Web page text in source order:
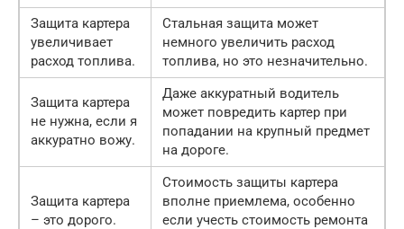
Защита картера
увеличивает
расход топлива.
Стальная защита может
немного увеличить расход
топлива, но это незначительно.
Защита картера
не нужна, если я
аккуратно вожу.
Даже аккуратный водитель
может повредить картер при
попадании на крупный предмет
на дороге.
Защита картера
– это дорого.
Стоимость защиты картера
вполне приемлема, особенно
если учесть стоимость ремонта